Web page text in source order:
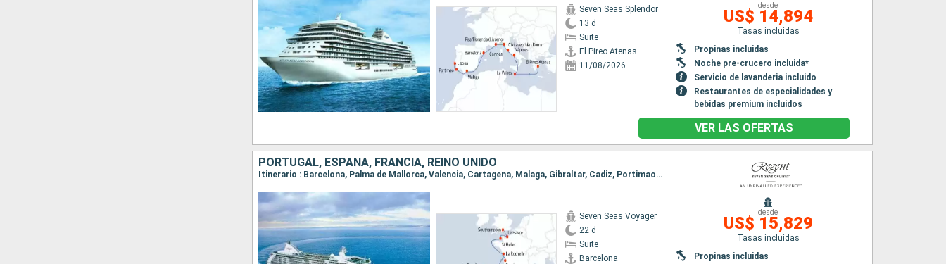
Seven Seas Splendor
13 d
Suite
El Pireo Atenas
11/08/2026
desde
US$ 14,894
Tasas incluidas
Propinas incluidas
Noche pre-crucero incluida*
Servicio de lavanderia incluido
Restaurantes de especialidades y
bebidas premium incluidos
VER LAS OFERTAS
PORTUGAL, ESPAÑA, FRANCIA, REINO UNIDO
Itinerario : Barcelona, Palma de Mallorca, Valencia, Cartagena, Malaga, Gibraltar, Cadiz, Portimao, Lisboa, Oporto, Vigo, La Coruña, Bilbao, Burdeos, La Rochelle, St Helier, Le Havre, Southampton
Seven Seas Voyager
22 d
Suite
Barcelona
desde
US$ 15,829
Tasas incluidas
Propinas incluidas